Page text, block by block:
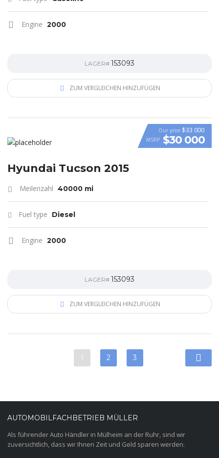
Engine 2000
LAGER# 153093
ZUM VERGLEICHEN HINZUFÜGEN
VIDEO
Our price $33 000
MSRP $30 000
Hyundai Tucson 2015
Meilenzahl 40000 mi
Fuel type Diesel
Engine 2000
LAGER# 153093
ZUM VERGLEICHEN HINZUFÜGEN
1 2 3
AUTOMOBILFACHBETRIEB MÜLLER
Als führender Auto Händler in Mülheim an der Ruhr, sind wir
zuversichtlich, dass wir Ihnen Zeit und Geld sparen werden.